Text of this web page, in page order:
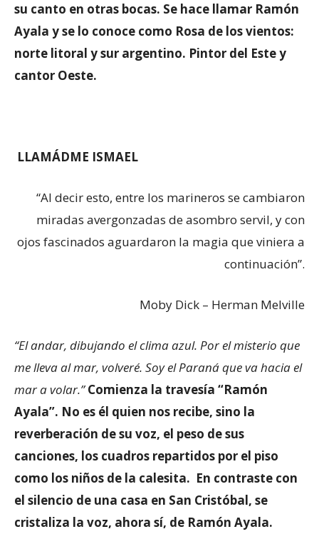
su canto en otras bocas. Se hace llamar Ramón
Ayala y se lo conoce como Rosa de los vientos:
norte litoral y sur argentino. Pintor del Este y
cantor Oeste.
LLAMÁDME ISMAEL
“Al decir esto, entre los marineros se cambiaron
miradas avergonzadas de asombro servil, y con
ojos fascinados aguardaron la magia que viniera a
continuación”.
Moby Dick – Herman Melville
“El andar, dibujando el clima azul. Por el misterio que
me lleva al mar, volveré. Soy el Paraná que va hacia el
mar a volar.” Comienza la travesía “Ramón
Ayala”. No es él quien nos recibe, sino la
reverberación de su voz, el peso de sus
canciones, los cuadros repartidos por el piso
como los niños de la calesita. En contraste con
el silencio de una casa en San Cristóbal, se
cristaliza la voz, ahora sí, de Ramón Ayala.